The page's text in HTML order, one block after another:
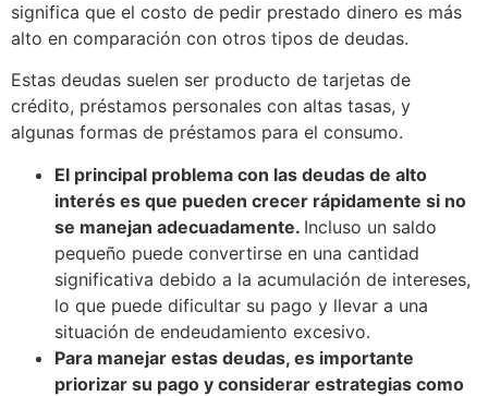
significa que el costo de pedir prestado dinero es más
alto en comparación con otros tipos de deudas.
Estas deudas suelen ser producto de tarjetas de
crédito, préstamos personales con altas tasas, y
algunas formas de préstamos para el consumo.
El principal problema con las deudas de alto
interés es que pueden crecer rápidamente si no
se manejan adecuadamente. Incluso un saldo
pequeño puede convertirse en una cantidad
significativa debido a la acumulación de intereses,
lo que puede dificultar su pago y llevar a una
situación de endeudamiento excesivo.
Para manejar estas deudas, es importante
priorizar su pago y considerar estrategias como